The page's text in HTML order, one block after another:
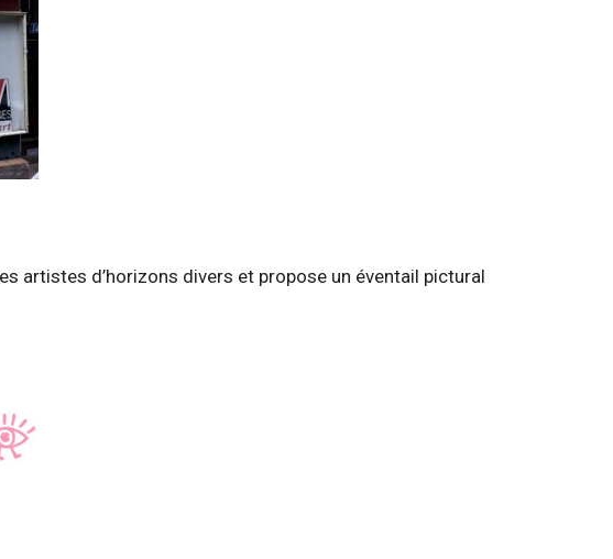
artistes d’horizons divers et propose un éventail pictural